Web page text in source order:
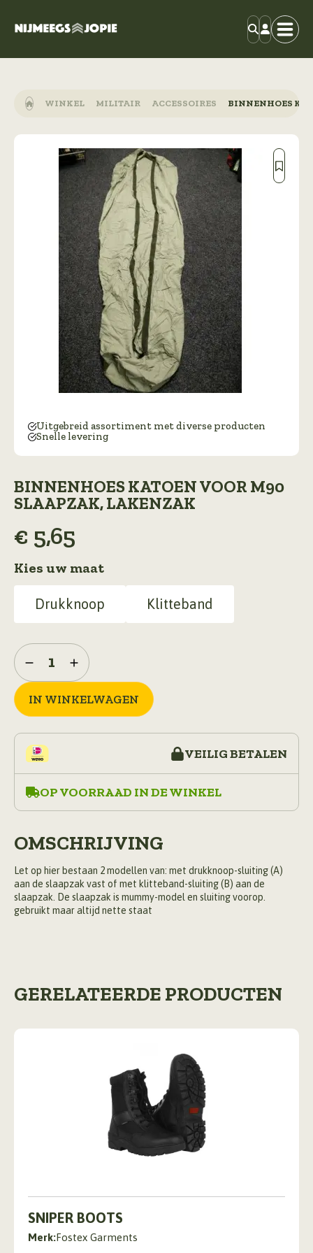
WINKEL MILITAIR ACCESSOIRES BINNENHOES
Uitgebreid assortiment met diverse producten
Snelle levering
BINNENHOES KATOEN VOOR M90
SLAAPZAK, LAKENZAK
€ 5,65
Kies uw maat
Drukknoop Klitteband
binnenhoes
katoen
voor
M90
slaapzak,
lakenzak
IN WINKELWAGEN
VEILIG BETALEN
OP VOORRAAD IN DE WINKEL
OMSCHRIJVING
Let op hier bestaan 2 modellen van: met drukknoop-sluiting (A)
aan de slaapzak vast of met klitteband-sluiting (B) aan de
slaapzak. De slaapzak is mummy-model en sluiting voorop.
gebruikt maar altijd nette staat
GERELATEERDE PRODUCTEN
SNIPER BOOTS
Merk:Fostex Garments
product
meerdere